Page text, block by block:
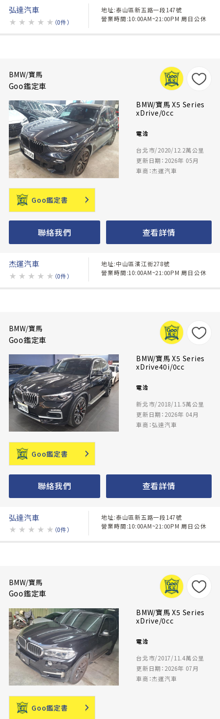
弘達汽車
★ ★ ★ ★ ★ （0件）
地址:泰山區新五路一段147號
營業時間:10:00AM~21:00PM 周日公休
BMW/寶馬
Goo鑑定車
BMW/寶馬 X5 Series
xDrive/0cc
電洽
台北市/2020/12.2萬公里
更新日期：2026年 05月
車商：杰運汽車
Goo鑑定書
聯絡我們 查看詳情
杰運汽車
★ ★ ★ ★ ★ （0件）
地址:中山區濱江街278號
營業時間:10:00AM~21:00PM 周日公休
BMW/寶馬
Goo鑑定車
BMW/寶馬 X5 Series
xDrive40i/0cc
電洽
新北市/2018/11.5萬公里
更新日期：2026年 04月
車商：弘達汽車
Goo鑑定書
聯絡我們 查看詳情
弘達汽車
★ ★ ★ ★ ★ （0件）
地址:泰山區新五路一段147號
營業時間:10:00AM~21:00PM 周日公休
BMW/寶馬
Goo鑑定車
BMW/寶馬 X5 Series
xDrive/0cc
電洽
台北市/2017/11.4萬公里
更新日期：2026年 07月
車商：杰運汽車
Goo鑑定書